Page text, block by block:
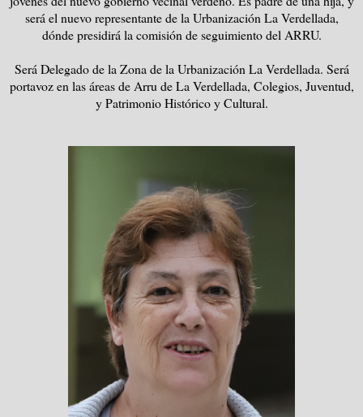
será el nuevo representante de la Urbanización La Verdellada,
dónde presidirá la comisión de seguimiento del ARRU.
Será Delegado de la Zona de la Urbanización La Verdellada. Será
portavoz en las áreas de Arru de La Verdellada, Colegios, Juventud,
y Patrimonio Histórico y Cultural.